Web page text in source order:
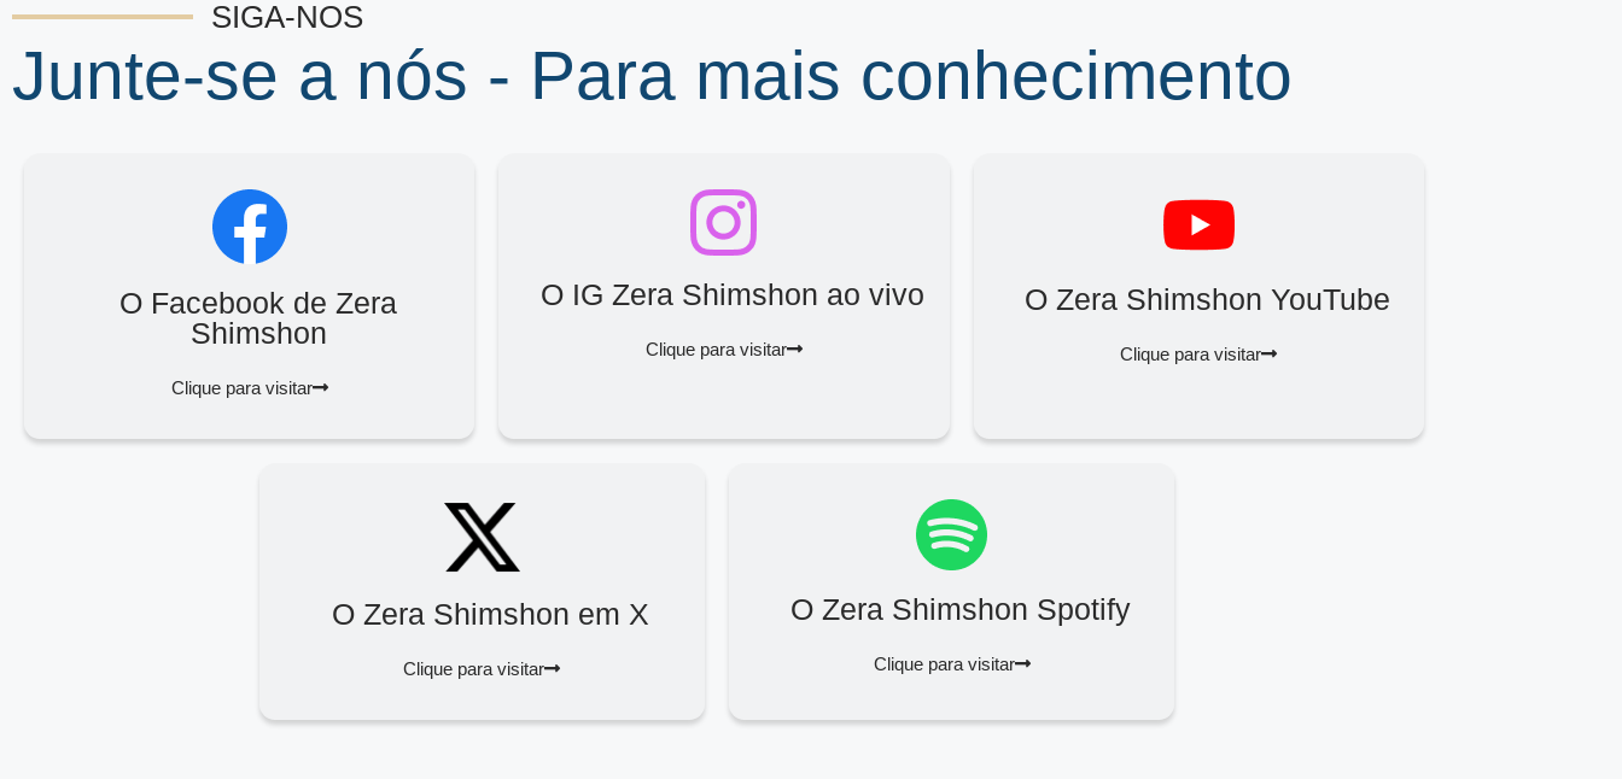
SIGA-NOS
Junte-se a nós - Para mais conhecimento
O Facebook de Zera
Shimshon
Clique para visitar
O IG Zera Shimshon ao vivo
Clique para visitar
O Zera Shimshon YouTube
Clique para visitar
O Zera Shimshon em X
Clique para visitar
O Zera Shimshon Spotify
Clique para visitar